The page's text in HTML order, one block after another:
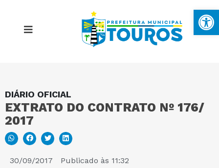
DIÁRIO OFICIAL
EXTRATO DO CONTRATO Nº 176/
2017
30/09/2017 Publicado às 11:32
MAPA DO SITE
PORTAL DA TRANSPARÊNCIA
E-SIC